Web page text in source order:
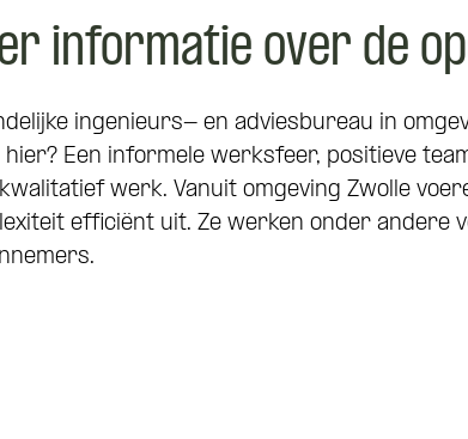
informatie over de
ingenieurs- en adviesbureau in
hier? Een informele werksfeer, positieve
werk. Vanuit omgeving Zwolle
efficiënt uit. Ze werken onder andere